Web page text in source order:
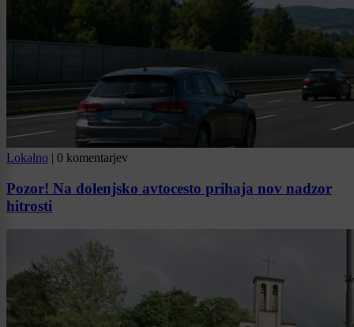
Lokalno | 0 komentarjev
Pozor! Na dolenjsko avtocesto prihaja nov nadzor
hitrosti